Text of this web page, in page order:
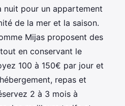
pour un appartement
de la mer et la saison.
Mijas proposent des
en conservant le
100 à 150€ par jour et
repas et
2 à 3 mois à